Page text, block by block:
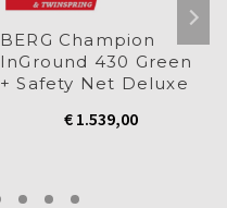
BERG Champion
InGround 430 Green
+ Safety Net Deluxe
€1.539,00